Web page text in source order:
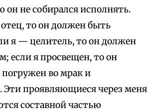
он не собирался исполнять.
то он должен быть
я — целитель, то он должен
если я просвещен, то он
во мрак и
Эти проявляющиеся через меня
составной частью